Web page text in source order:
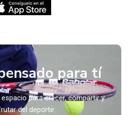
para tí
para crecer, compartir y
del deporte.